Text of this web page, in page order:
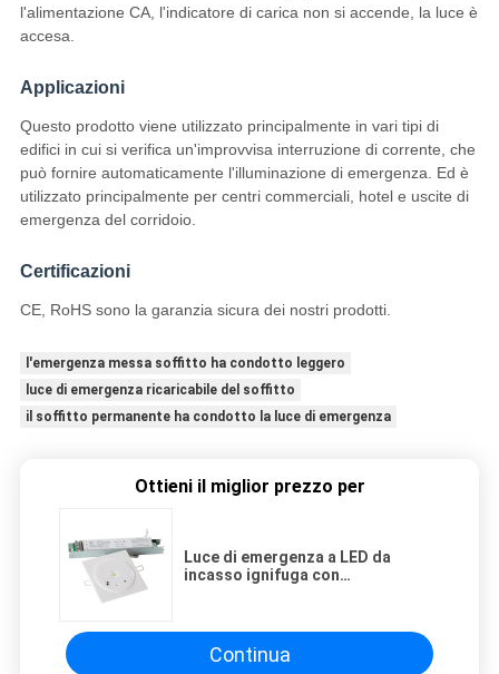
l'alimentazione CA, l'indicatore di carica non si accende, la luce è
accesa.
Applicazioni
Questo prodotto viene utilizzato principalmente in vari tipi di
edifici in cui si verifica un'improvvisa interruzione di corrente, che
può fornire automaticamente l'illuminazione di emergenza. Ed è
utilizzato principalmente per centri commerciali, hotel e uscite di
emergenza del corridoio.
Certificazioni
CE, RoHS sono la garanzia sicura dei nostri prodotti.
l'emergenza messa soffitto ha condotto leggero
luce di emergenza ricaricabile del soffitto
il soffitto permanente ha condotto la luce di emergenza
Ottieni il miglior prezzo per
Luce di emergenza a LED da
incasso ignifuga con
Continua